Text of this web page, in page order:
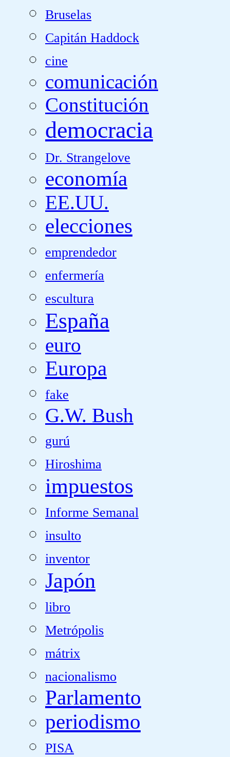
Bruselas
Capitán Haddock
cine
comunicación
Constitución
democracia
Dr. Strangelove
economía
EE.UU.
elecciones
emprendedor
enfermería
escultura
España
euro
Europa
fake
G.W. Bush
gurú
Hiroshima
impuestos
Informe Semanal
insulto
inventor
Japón
libro
Metrópolis
mátrix
nacionalismo
Parlamento
periodismo
PISA